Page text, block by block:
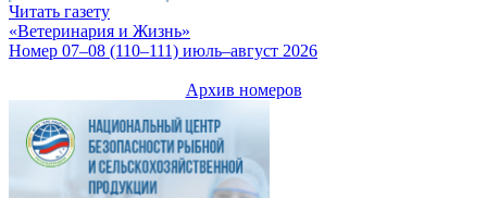
Читать газету
«Ветеринария и Жизнь»
Номер 07–08 (110–111) июль–август 2026
Архив номеров